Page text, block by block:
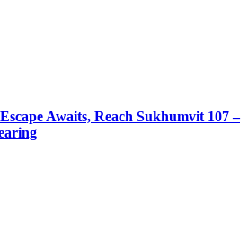
Awaits, Reach Sukhumvit 107 –